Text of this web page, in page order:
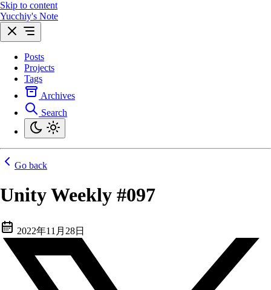
Skip to content
Yucchiy's Note
Posts
Projects
Tags
Archives
Search
Go back
Unity Weekly #097
2022年11月28日